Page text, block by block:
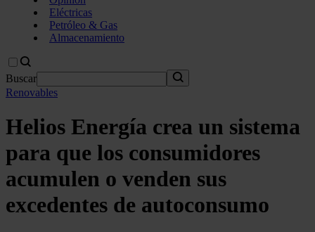
Eléctricas
Petróleo & Gas
Almacenamiento
Buscar
Renovables
Helios Energía crea un sistema
para que los consumidores
acumulen o venden sus
excedentes de autoconsumo